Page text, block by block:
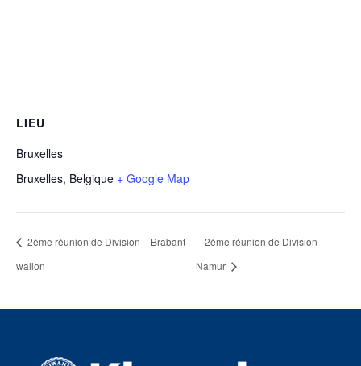
LIEU
Bruxelles
Bruxelles, Belgique + Google Map
2ème réunion de Division – Brabant
wallon
2ème réunion de Division –
Namur